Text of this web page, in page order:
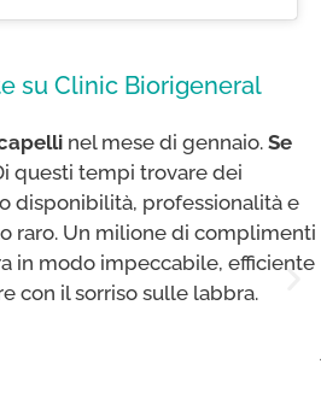
su Clinic Biorigeneral
nel mese di gennaio. Se
questi tempi trovare dei
disponibilità, professionalità e
raro. Un milione di complimenti
in modo impeccabile, efficiente
con il sorriso sulle labbra.